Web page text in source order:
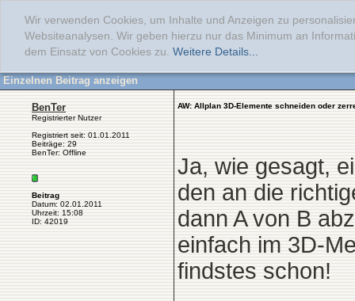
Wir verwenden Cookies, um Inhalte und Anzeigen zu
Websiteanalysen. Wir geben hierzu nur das Minimum an
dem Einsatz von Cookies zu. Weitere Details...
Einzelnen Beitrag anzeigen
BenTer
Registrierter Nutzer
Registriert seit: 01.01.2011
Beiträge: 29
BenTer: Offline
Beitrag
Datum: 02.01.2011
Uhrzeit: 15:08
ID: 42019
AW: Allplan 3D-Elemente schneiden oder
Ja, wie gesagt,
den an die
dann A von B
einfach im 3D-
findstes schon!